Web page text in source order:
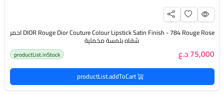
DIOR Rouge Dior Couture Colour Lipstick Satin Finish - 784 Rouge Rose احمر
شفاه بلمسة مخملية
75,000 د.ع productList.inStock
productList.addToCart